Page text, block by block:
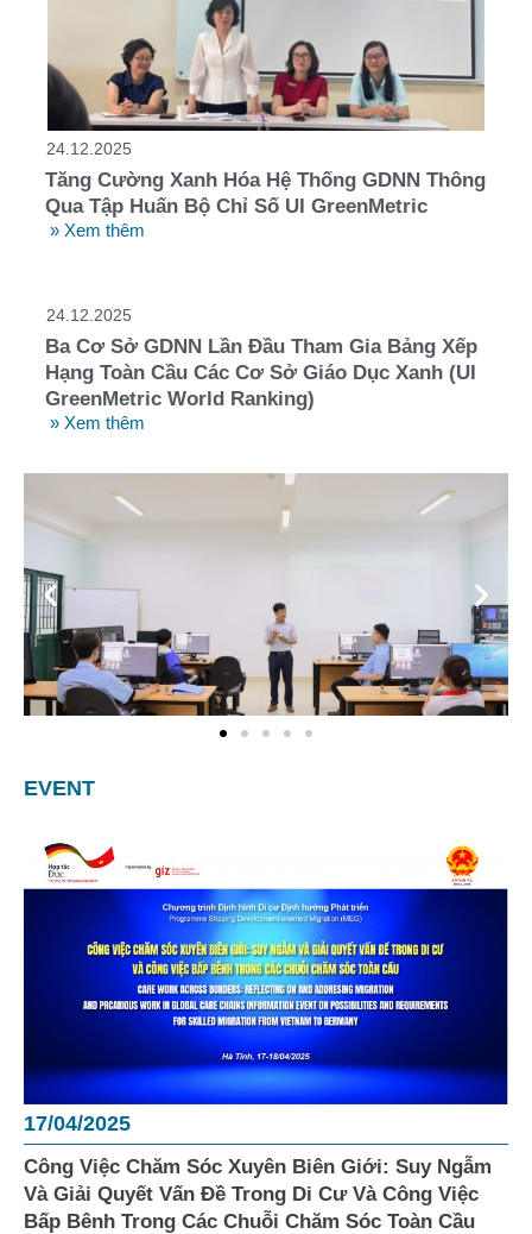
24.12.2025
Tăng Cường Xanh Hóa Hệ Thống GDNN Thông
Qua Tập Huấn Bộ Chỉ Số UI GreenMetric
» Xem thêm
24.12.2025
Ba Cơ Sở GDNN Lần Đầu Tham Gia Bảng Xếp
Hạng Toàn Cầu Các Cơ Sở Giáo Dục Xanh (UI
GreenMetric World Ranking)
» Xem thêm
EVENT
17/04/2025
Công Việc Chăm Sóc Xuyên Biên Giới: Suy Ngẫm
Và Giải Quyết Vấn Đề Trong Di Cư Và Công Việc
Bấp Bênh Trong Các Chuỗi Chăm Sóc Toàn Cầu